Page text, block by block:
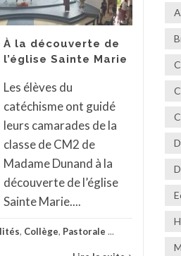
À la découverte de
l’église Sainte Marie
Les élèves du
catéchisme ont guidé
leurs camarades de la
classe de CM2 de
Madame Dunand à la
découverte de l’église
Sainte Marie....
, Collège, Pastorale ...